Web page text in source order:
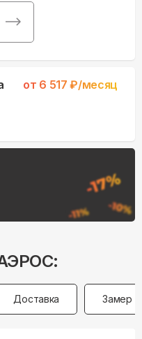
от 6 517 ₽/месяц
Доставка Замер